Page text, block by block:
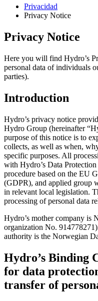
Privacidad
Privacy Notice
Privacy Notice
Here you will find Hydro’s
personal data of individuals
parties).
Introduction
Hydro’s privacy notice
Hydro Group (hereinafter
purpose of this notice is to
collects, as well as when,
specific purposes. All
with Hydro’s Data
procedure based on the EU
(GDPR), and applied group
in relevant local legislation.
processing of personal data
Hydro’s mother company is
organization No.
authority is the Norwegian
Hydro’s Binding
for data
transfer of